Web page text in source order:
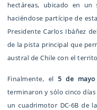
hectáreas, ubicado en un
haciéndose partícipe de
Presidente Carlos Ibáñez
de la pista principal que
austral de Chile con el
Finalmente, el5 de mayo
terminaron y sólo cinco
un cuadrimotor DC-6B de